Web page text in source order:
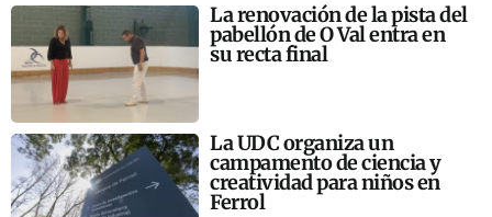
La renovación de la pista del
pabellón de O Val entra en
su recta final
La UDC organiza un
campamento de ciencia y
creatividad para niños en
Ferrol